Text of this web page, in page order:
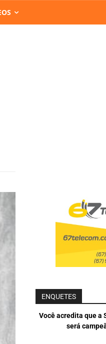
ENQUETES
Você acredita que a
será